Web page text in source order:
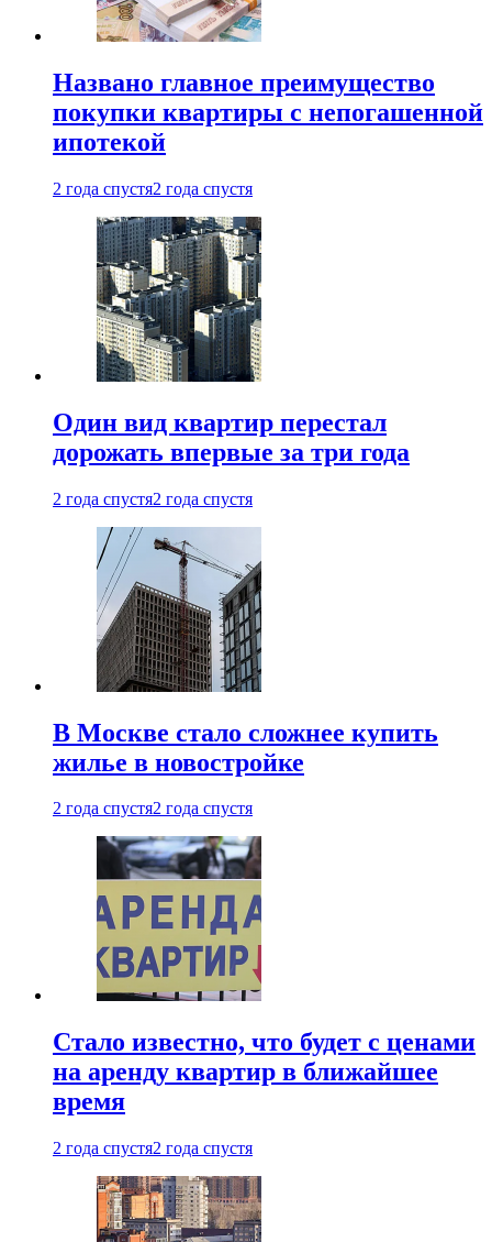
Названо главное преимущество
покупки квартиры с непогашенной
ипотекой
2 года спустя2 года спустя
Один вид квартир перестал
дорожать впервые за три года
2 года спустя2 года спустя
В Москве стало сложнее купить
жилье в новостройке
2 года спустя2 года спустя
Стало известно, что будет с ценами
на аренду квартир в ближайшее
время
2 года спустя2 года спустя